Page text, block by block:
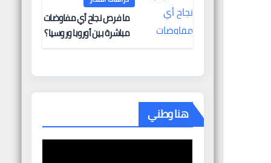
ما فرص نجاح أي مفاوضات
مباشرة بين أوروبا وروسيا؟
هنا وطني